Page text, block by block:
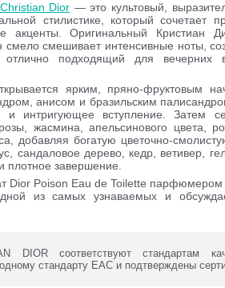
Christian Dior — это культовый,
стилистике, который сочетает
акценты. Оригинальный Кристиан
смешивает интенсивные ноты,
подходящий для вечерних
ярким, пряно-фруктовым
анисом и бразильским
интригующее вступление. Затем
жасмина, апельсинового цвета,
добавляя богатую цветочно-
сандаловое дерево, кедр, ветивер,
плотное завершение.
Dior Poison Eau de Toilette
из самых узнаваемых и
DIOR соответствуют стандартам
стандарту ЕАС и подтверждены